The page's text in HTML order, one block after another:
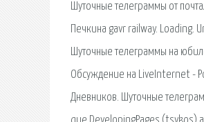
Шуточные телеграммы от
Печкина gavr railway.
Шуточные телеграммы на
Обсуждение на LiveInternet -
Дневников. Шуточные